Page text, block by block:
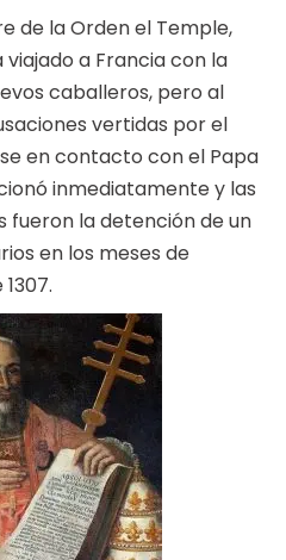
de la Orden el Temple,
a Francia con la
caballeros, pero al
vertidas por el
en contacto con el Papa
inmediatamente y las
fueron la detención de un
en los meses de